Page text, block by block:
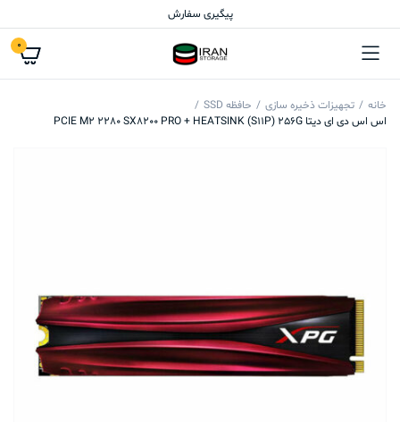
پیگیری سفارش
0
خانه تجهیزات ذخیره سازی
حافظه SSD
اس اس دی ای دیتا PCIE M2 2280 SX8200 PRO + HEATSINK (S11P) 256G